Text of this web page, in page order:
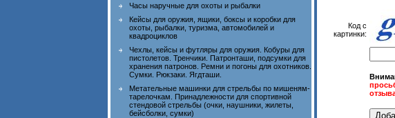
Часы наручные для охоты и рыбалки
Кейсы для оружия, ящики, боксы и коробки для
охоты, рыбалки, туризма, автомобилей и
квадроциклов
Чехлы, кейсы и футляры для оружия. Кобуры для
пистолетов. Тренчики. Патронташи, подсумки для
хранения патронов. Ремни и погоны для охотников.
Сумки. Рюкзаки. Ягдташи.
Метательные машинки для стрельбы по мишеням-
тарелочкам. Принадлежности для спортивной
стендовой стрельбы (очки, наушники, жилеты,
бейсболки, сумки)
Код с
картинки: